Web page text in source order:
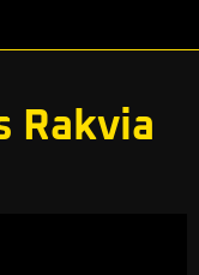
Rakvia